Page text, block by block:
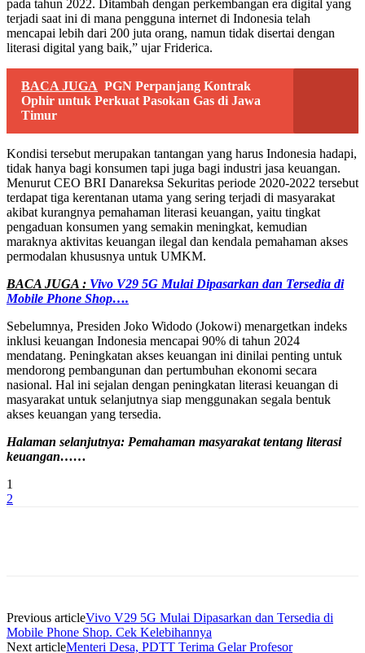
pada tahun 2022. Ditambah dengan perkembangan era digital yang
terjadi saat ini di mana pengguna internet di Indonesia telah
mencapai lebih dari 200 juta orang, namun tidak disertai dengan
literasi digital yang baik,” ujar Friderica.
BACA JUGA PGN Perpanjang Kontrak
Ophir untuk Perkuat Pasokan Gas di Jawa
Timur
Kondisi tersebut merupakan tantangan yang harus Indonesia hadapi,
tidak hanya bagi konsumen tapi juga bagi industri jasa keuangan.
Menurut CEO BRI Danareksa Sekuritas periode 2020-2022 tersebut
terdapat tiga kerentanan utama yang sering terjadi di masyarakat
akibat kurangnya pemahaman literasi keuangan, yaitu tingkat
pengaduan konsumen yang semakin meningkat, kemudian
maraknya aktivitas keuangan ilegal dan kendala pemahaman akses
permodalan khususnya untuk UMKM.
BACA JUGA : Vivo V29 5G Mulai Dipasarkan dan Tersedia di
Mobile Phone Shop….
Sebelumnya, Presiden Joko Widodo (Jokowi) menargetkan indeks
inklusi keuangan Indonesia mencapai 90% di tahun 2024
mendatang. Peningkatan akses keuangan ini dinilai penting untuk
mendorong pembangunan dan pertumbuhan ekonomi secara
nasional. Hal ini sejalan dengan peningkatan literasi keuangan di
masyarakat untuk selanjutnya siap menggunakan segala bentuk
akses keuangan yang tersedia.
Halaman selanjutnya: Pemahaman masyarakat tentang literasi
keuangan……
1
2
Previous articleVivo V29 5G Mulai Dipasarkan dan Tersedia di
Mobile Phone Shop. Cek Kelebihannya
Next articleMenteri Desa, PDTT Terima Gelar Profesor